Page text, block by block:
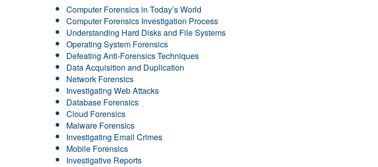
Computer Forensics in Today’s World
Computer Forensics Investigation Process
Understanding Hard Disks and File Systems
Operating System Forensics
Defeating Anti-Forensics Techniques
Data Acquisition and Duplication
Network Forensics
Investigating Web Attacks
Database Forensics
Cloud Forensics
Malware Forensics
Investigating Email Crimes
Mobile Forensics
Investigative Reports